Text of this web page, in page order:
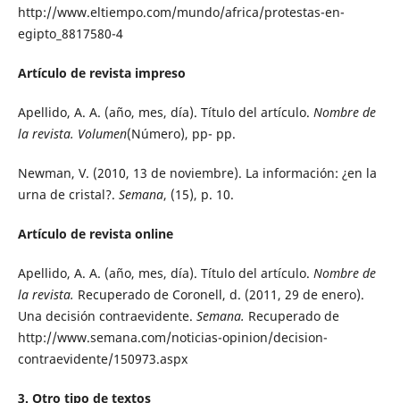
http://www.eltiempo.com/mundo/africa/protestas-en-
egipto_8817580-4
Artículo de revista impreso
Apellido, A. A. (año, mes, día). Título del artículo. Nombre de
la revista. Volumen(Número), pp- pp.
Newman, V. (2010, 13 de noviembre). La información: ¿en la
urna de cristal?. Semana, (15), p. 10.
Artículo de revista online
Apellido, A. A. (año, mes, día). Título del artículo. Nombre de
la revista. Recuperado de Coronell, d. (2011, 29 de enero).
Una decisión contraevidente. Semana. Recuperado de
http://www.semana.com/noticias-opinion/decision-
contraevidente/150973.aspx
3. Otro tipo de textos